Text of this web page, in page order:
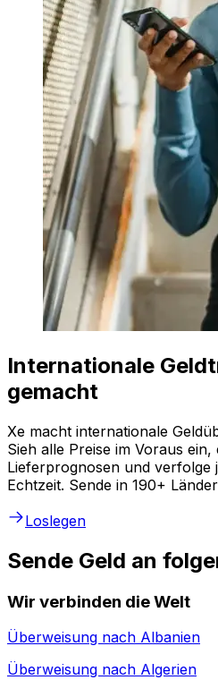
Internationale
gemacht
Xe macht internationale
Sieh alle Preise im Voraus
Lieferprognosen und verfolge
Echtzeit. Sende in 190+
Loslegen
Sende Geld an
Wir verbinden die Welt
Überweisung nach Albanien
Überweisung nach Algerien